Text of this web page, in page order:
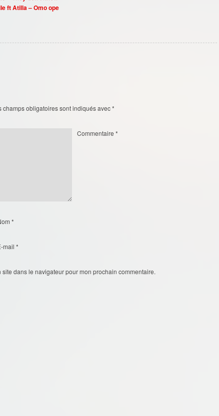
ft Atilla – Omo ope
champs obligatoires sont indiqués avec*
Commentaire *
*
mail *
dans le navigateur pour mon prochain commentaire.